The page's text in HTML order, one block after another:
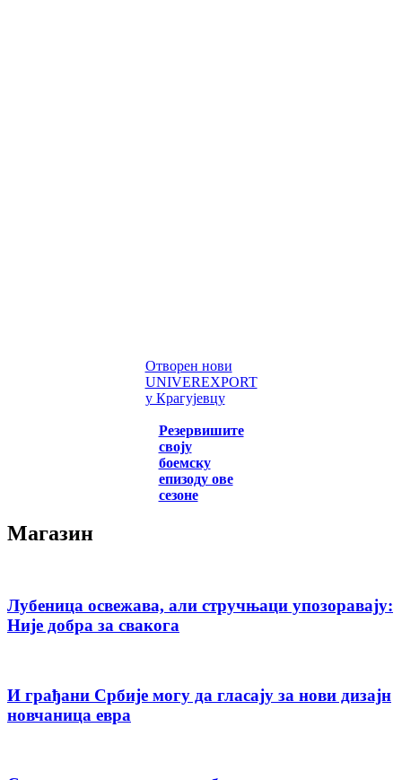
Отворен нови
UNIVEREXPORT
у Крагујевцу
Резервишите
своју
боемску
епизоду ове
сезоне
Магазин
Лубеница освежава, али стручњаци упозоравају:
Није добра за свакога
И грађани Србије могу да гласају за нови дизајн
новчаница евра